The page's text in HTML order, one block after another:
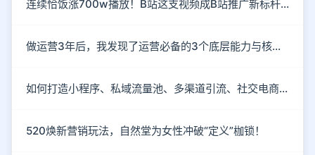
连续恰饭涨700w播放！B站这支视频成B站推广新标杆！
做运营3年后，我发现了运营必备的3个底层能力与核心思维
如何打造小程序、私域流量池、多渠道引流、社交电商玩法？
520焕新营销玩法，自然堂为女性冲破“定义”枷锁！